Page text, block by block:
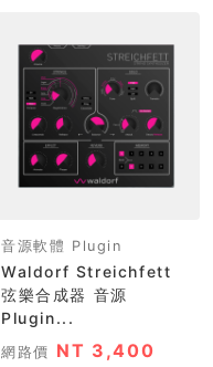
音源軟體 Plugin
Waldorf Streichfett
弦樂合成器 音源
Plugin...
網路價 NT 3,400